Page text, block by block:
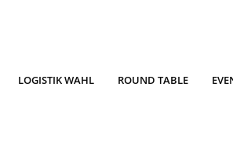
LOGISTIK WAHL ROUND TABLE